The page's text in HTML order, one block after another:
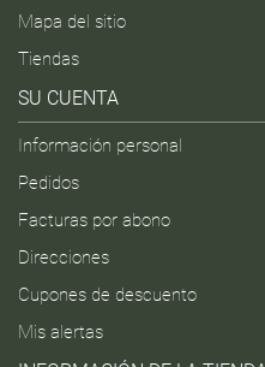
Mapa del sitio
Tiendas
SU CUENTA
Información personal
Pedidos
Facturas por abono
Direcciones
Cupones de descuento
Mis alertas